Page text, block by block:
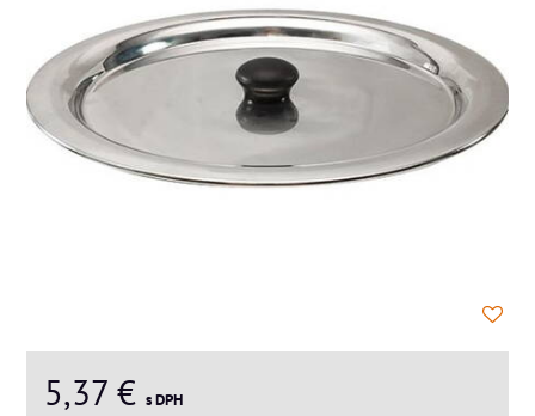
5,37 € s DPH